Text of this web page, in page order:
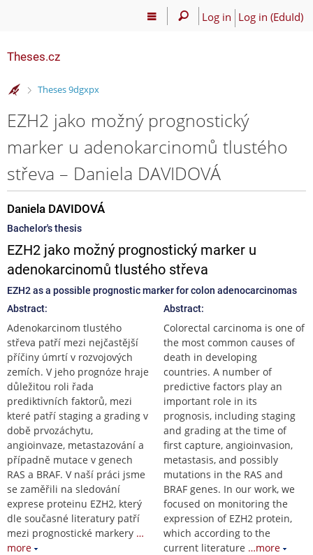
Log in Log in (EduId)
Theses.cz
>
Theses 9dgxpx
EZH2 jako možný prognostický
marker u adenokarcinomů tlustého
střeva – Daniela DAVIDOVÁ
Daniela DAVIDOVÁ
Bachelor's thesis
EZH2 jako možný prognostický marker u
adenokarcinomů tlustého střeva
EZH2 as a possible prognostic marker for colon adenocarcinomas
Abstract:
Adenokarcinom tlustého
střeva patří mezi nejčastější
příčiny úmrtí v rozvojových
zemích. V jeho prognóze hraje
důležitou roli řada
prediktivních faktorů, mezi
které patří staging a grading v
době prvozáchytu,
angioinvaze, metastazování a
případně mutace v genech
RAS a BRAF. V naší práci jsme
se zaměřili na sledování
exprese proteinu EZH2, který
dle současné literatury patří
mezi prognostické markery …
more
Abstract:
Colorectal carcinoma is one of
the most common causes of
death in developing
countries. A number of
predictive factors play an
important role in its
prognosis, including staging
and grading at the time of
first capture, angioinvasion,
metastasis, and possibly
mutations in the RAS and
BRAF genes. In our work, we
focused on monitoring the
expression of EZH2 protein,
which according to the
current literature …more